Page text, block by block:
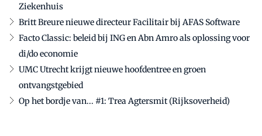
Ziekenhuis
Britt Breure nieuwe directeur Facilitair bij AFAS Software
Facto Classic: beleid bij ING en Abn Amro als oplossing voor
di/do economie
UMC Utrecht krijgt nieuwe hoofdentree en groen
ontvangstgebied
Op het bordje van... #1: Trea Agtersmit (Rijksoverheid)